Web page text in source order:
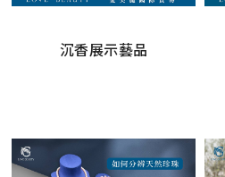
沉香展示藝品